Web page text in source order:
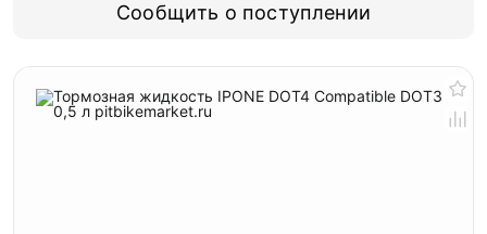
Сообщить о поступлении